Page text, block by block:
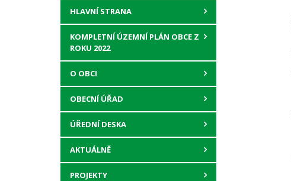
HLAVNÍ STRANA
KOMPLETNÍ ÚZEMNÍ PLÁN OBCE Z
ROKU 2022
O OBCI
OBECNÍ ÚŘAD
ÚŘEDNÍ DESKA
AKTUÁLNĚ
PROJEKTY